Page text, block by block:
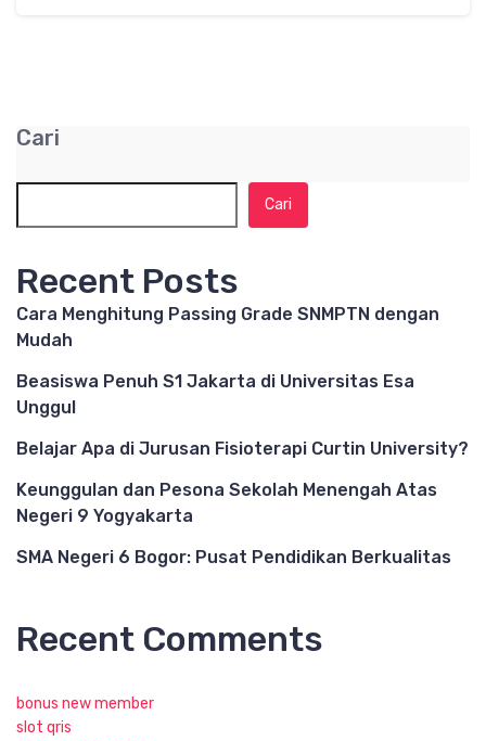
Cari
Cari
Recent Posts
Cara Menghitung Passing Grade SNMPTN dengan
Mudah
Beasiswa Penuh S1 Jakarta di Universitas Esa
Unggul
Belajar Apa di Jurusan Fisioterapi Curtin University?
Keunggulan dan Pesona Sekolah Menengah Atas
Negeri 9 Yogyakarta
SMA Negeri 6 Bogor: Pusat Pendidikan Berkualitas
Recent Comments
bonus new member
slot qris